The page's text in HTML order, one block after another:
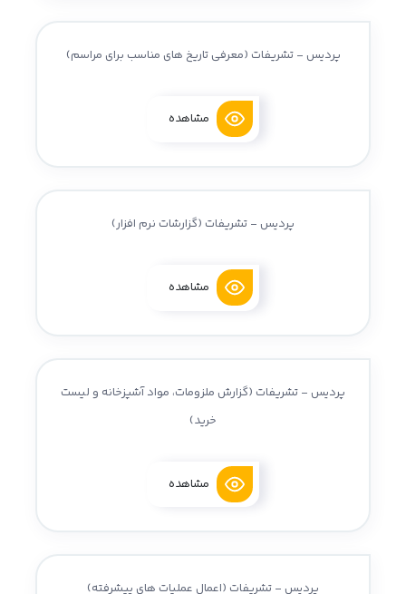
پردیس - تشریفات (معرفی تاریخ های مناسب برای مراسم)
مشاهده
پردیس - تشریفات (گزارشات نرم افزار)
مشاهده
پردیس - تشریفات (گزارش ملزومات، مواد آشپزخانه و لیست
خرید)
مشاهده
پردیس - تشریفات (اعمال عملیات های پیشرفته)